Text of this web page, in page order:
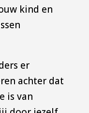
kind en
er
achter dat
is van